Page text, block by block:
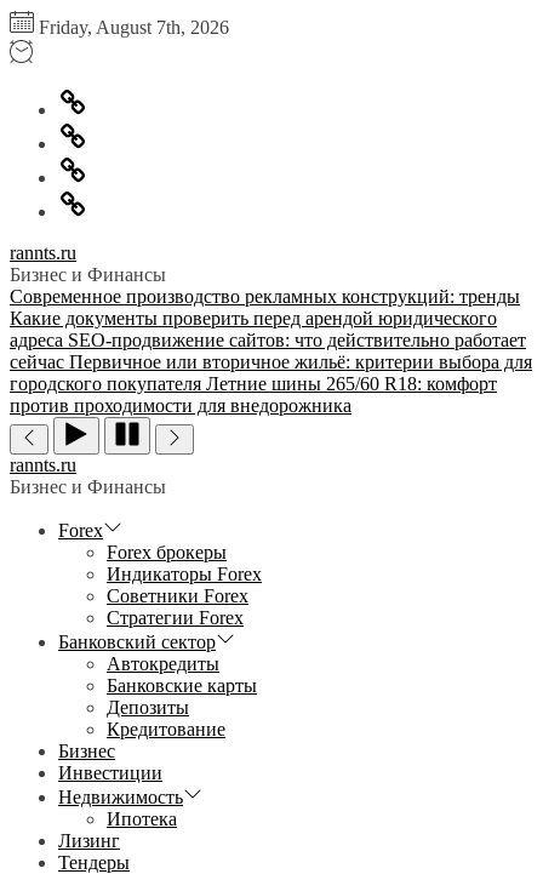
Перейти
к
содержимому
Friday, August 7th, 2026
Главная
Информация
для
правообладателей
Обратная
связь
Политика
конфиденциальности
rannts.ru
Бизнес и Финансы
Современное производство рекламных конструкций: тренды
Какие документы проверить перед арендой юридического
адреса SEO-продвижение сайтов: что действительно работает
сейчас Первичное или вторичное жильё: критерии выбора для
городского покупателя Летние шины 265/60 R18: комфорт
против проходимости для внедорожника
rannts.ru
Бизнес и Финансы
Forex
Forex брокеры
Индикаторы Forex
Советники Forex
Стратегии Forex
Банковский сектор
Автокредиты
Банковские карты
Депозиты
Кредитование
Бизнес
Инвестиции
Недвижимость
Ипотека
Лизинг
Тендеры